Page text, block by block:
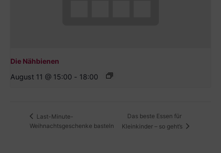
Die Nähbienen
August 11 @ 15:00 - 18:00
Last-Minute-
Weihnachtsgeschenke basteln
Das beste Essen für
Kleinkinder – so geht’s